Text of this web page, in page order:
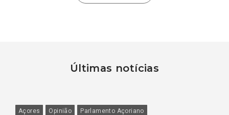
Últimas notícias
Açores Opinião Parlamento Açoriano